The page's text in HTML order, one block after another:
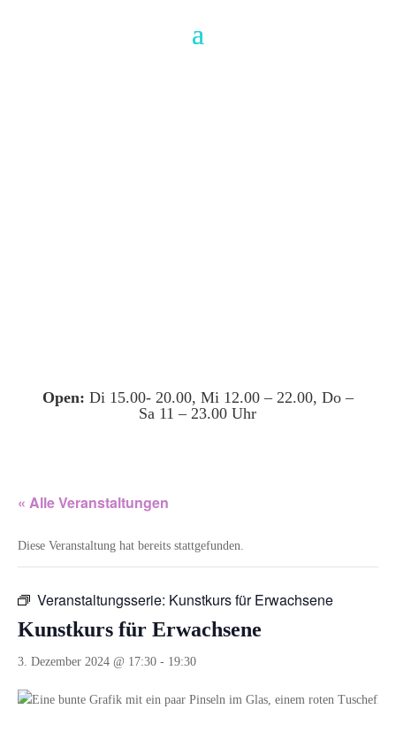
Open: Di 15.00- 20.00, Mi 12.00 – 22.00, Do –
Sa 11 – 23.00 Uhr
« Alle Veranstaltungen
Diese Veranstaltung hat bereits stattgefunden.
Veranstaltungsserie: Kunstkurs für Erwachsene
Kunstkurs für Erwachsene
3. Dezember 2024 @ 17:30 - 19:30